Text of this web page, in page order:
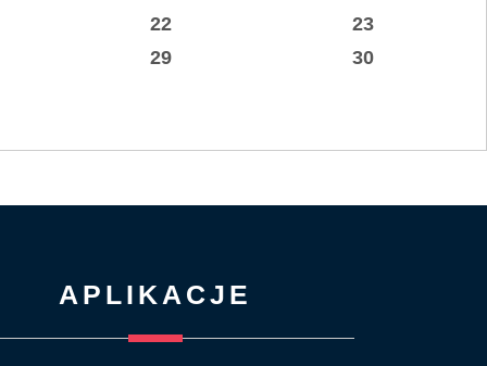
22
23
29
30
APLIKACJE